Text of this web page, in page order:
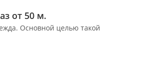
от 50 м.
Основной целью такой